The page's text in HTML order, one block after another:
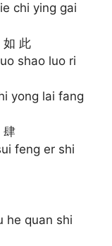
chi ying gai
如 此
shao luo ri
yong lai fang
肆
feng er shi
he quan shi